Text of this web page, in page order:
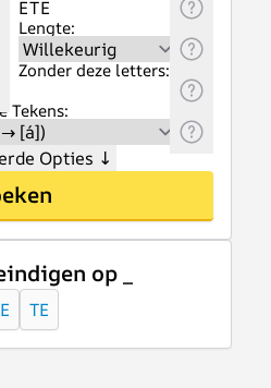
Lengte:
Zonder deze letters:
Tekens:
Opties ↓
op _
TE